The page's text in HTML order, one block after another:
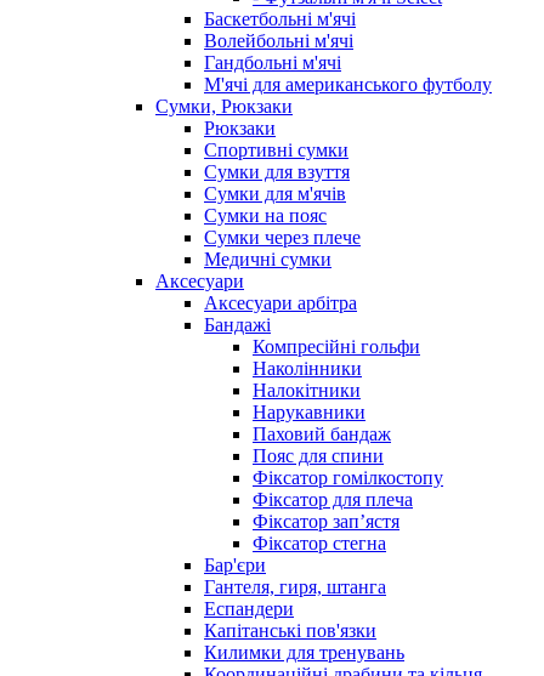
Баскетбольні м'ячі
Волейбольні м'ячі
Гандбольні м'ячі
М'ячі для американського футболу
Сумки, Рюкзаки
Рюкзаки
Спортивні сумки
Сумки для взуття
Сумки для м'ячів
Сумки на пояс
Сумки через плече
Медичні сумки
Аксесуари
Аксесуари арбітра
Бандажі
Компресійні гольфи
Наколінники
Налокітники
Нарукавники
Паховий бандаж
Пояс для спини
Фіксатор гомілкостопу
Фіксатор для плеча
Фіксатор запʼястя
Фіксатор стегна
Бар'єри
Гантеля, гиря, штанга
Еспандери
Капітанські пов'язки
Килимки для тренувань